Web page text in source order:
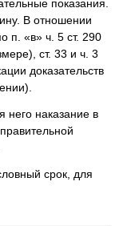
показания.
В отношении
п. «в» ч. 5 ст. 290
ст. 33 и ч. 3
доказательств
него наказание в
срок, для